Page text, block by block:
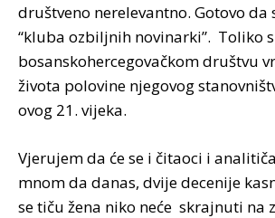
društveno nerelevantno. Gotovo da
“kluba ozbiljnih novinarki”. Toliko
bosanskohercegovačkom društvu
života polovine njegovog
ovog 21. vijeka.
Vjerujem da će se i čitaoci i
mnom da danas, dvije decenije
se tiču žena niko neće skrajnuti na